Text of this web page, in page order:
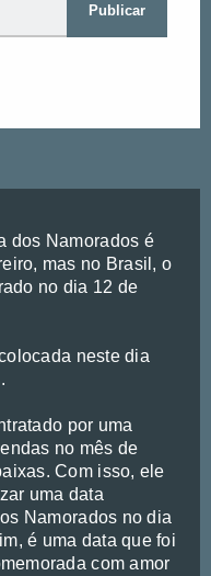
Publicar
dos Namorados é
mas no Brasil, o
no dia 12 de
neste dia
por uma
no mês de
Com isso, ele
uma data
Namorados no dia
é uma data que foi
com amor